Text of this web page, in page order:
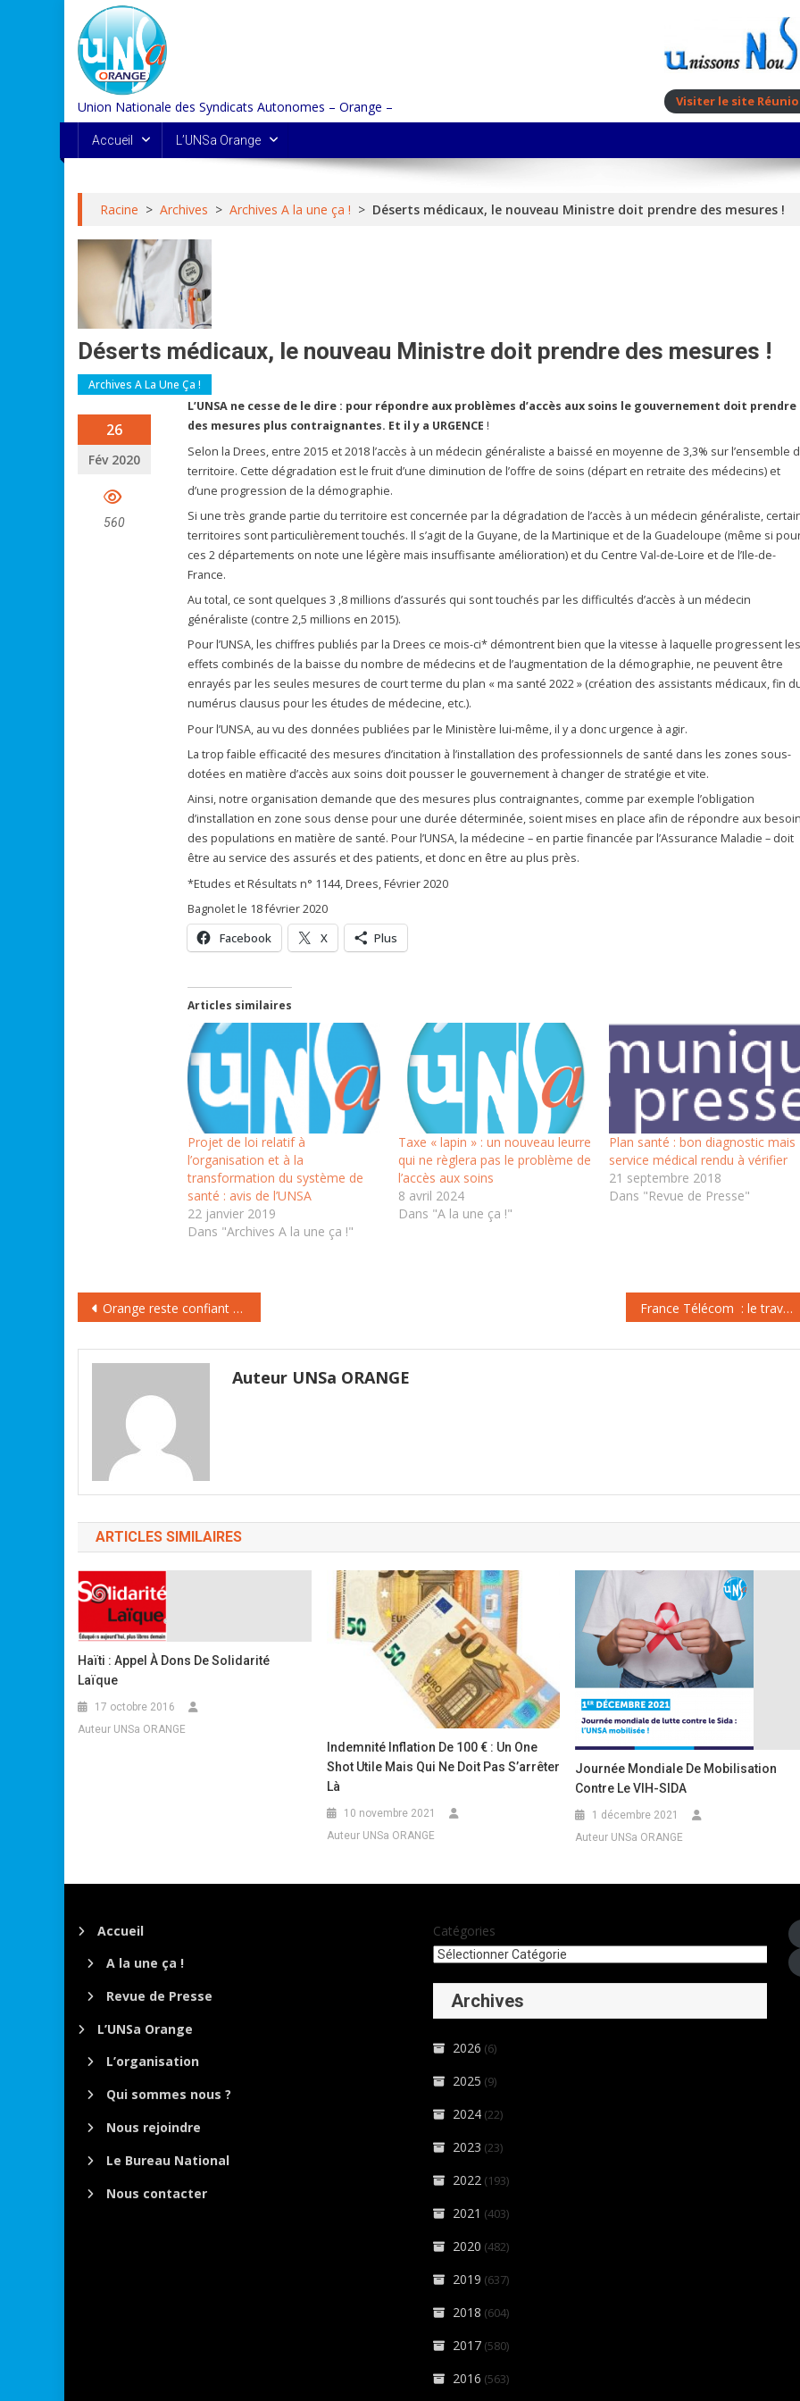
content
Union Nationale des Syndicats Autonomes – Orange – Visiter le site
Accueil L’UNSa Orange
Racine > Archives > Archives A la une ça ! > Déserts médicaux, le nouveau Ministre doit prendre des mesures !
Déserts médicaux, le nouveau Ministre doit prendre des mesures !
Archives A La Une Ça !
26
Fév 2020
560
L’UNSA ne cesse de le dire : pour répondre aux problèmes d’accès aux soins le gouvernement doit prendre
des mesures plus contraignantes. Et il y a URGENCE !
Selon la Drees, entre 2015 et 2018 l’accès à un médecin généraliste a baissé en moyenne de 3,3% sur l’ensemble
territoire. Cette dégradation est le fruit d’une diminution de l’offre de soins (départ en retraite des médecins) et
d’une progression de la démographie.
Si une très grande partie du territoire est concernée par la dégradation de l’accès à un médecin généraliste,
territoires sont particulièrement touchés. Il s’agit de la Guyane, de la Martinique et de la Guadeloupe (même si
ces 2 départements on note une légère mais insuffisante amélioration) et du Centre Val-de-Loire et de l’Ile-de-
France.
Au total, ce sont quelques 3 ,8 millions d’assurés qui sont touchés par les difficultés d’accès à un médecin
généraliste (contre 2,5 millions en 2015).
Pour l’UNSA, les chiffres publiés par la Drees ce mois-ci* démontrent bien que la vitesse à laquelle progressent les
effets combinés de la baisse du nombre de médecins et de l’augmentation de la démographie, ne peuvent être
enrayés par les seules mesures de court terme du plan « ma santé 2022 » (création des assistants médicaux, fin
numérus clausus pour les études de médecine, etc.).
Pour l’UNSA, au vu des données publiées par le Ministère lui-même, il y a donc urgence à agir.
La trop faible efficacité des mesures d’incitation à l’installation des professionnels de santé dans les zones sous-
dotées en matière d’accès aux soins doit pousser le gouvernement à changer de stratégie et vite.
Ainsi, notre organisation demande que des mesures plus contraignantes, comme par exemple l’obligation
d’installation en zone sous dense pour une durée déterminée, soient mises en place afin de répondre aux
des populations en matière de santé. Pour l’UNSA, la médecine – en partie financée par l’Assurance Maladie – doit
être au service des assurés et des patients, et donc en être au plus près.
*Etudes et Résultats n° 1144, Drees, Février 2020
Bagnolet le 18 février 2020
Facebook X Plus
Articles similaires
Projet de loi relatif à
l’organisation et à la
transformation du système de
santé : avis de l’UNSA
22 janvier 2019
Dans "Archives A la une ça !"
Taxe « lapin » : un nouveau leurre
qui ne règlera pas le problème de
l’accès aux soins
8 avril 2024
Dans "A la une ça !"
Plan santé : bon diagnostic mais
service médical rendu à vérifier
21 septembre 2018
Dans "Revue de Presse"
Navigation
de
l’article
Orange reste confiant pour le marché français après une croissance légère en 2019 France Télécom : le travail en procès
Auteur UNSa ORANGE
ARTICLES SIMILAIRES
Haïti : Appel À Dons De Solidarité
Laïque
17 octobre 2016
Auteur UNSa ORANGE
Indemnité Inflation De 100 € : Un One
Shot Utile Mais Qui Ne Doit Pas S’arrêter
Là
10 novembre 2021
Auteur UNSa ORANGE
Journée Mondiale De Mobilisation
Contre Le VIH-SIDA
1 décembre 2021
Auteur UNSa ORANGE
Accueil
A la une ça !
Revue de Presse
L’UNSa Orange
L’organisation
Qui sommes nous ?
Nous rejoindre
Le Bureau National
Nous contacter
Catégories
Archives
2026 (6)
2025 (9)
2024 (22)
2023 (23)
2022 (193)
2021 (403)
2020 (482)
2019 (637)
2018 (604)
2017 (580)
2016 (563)